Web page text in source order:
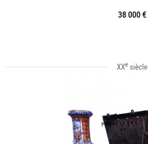
38 000 €
XXesiècle